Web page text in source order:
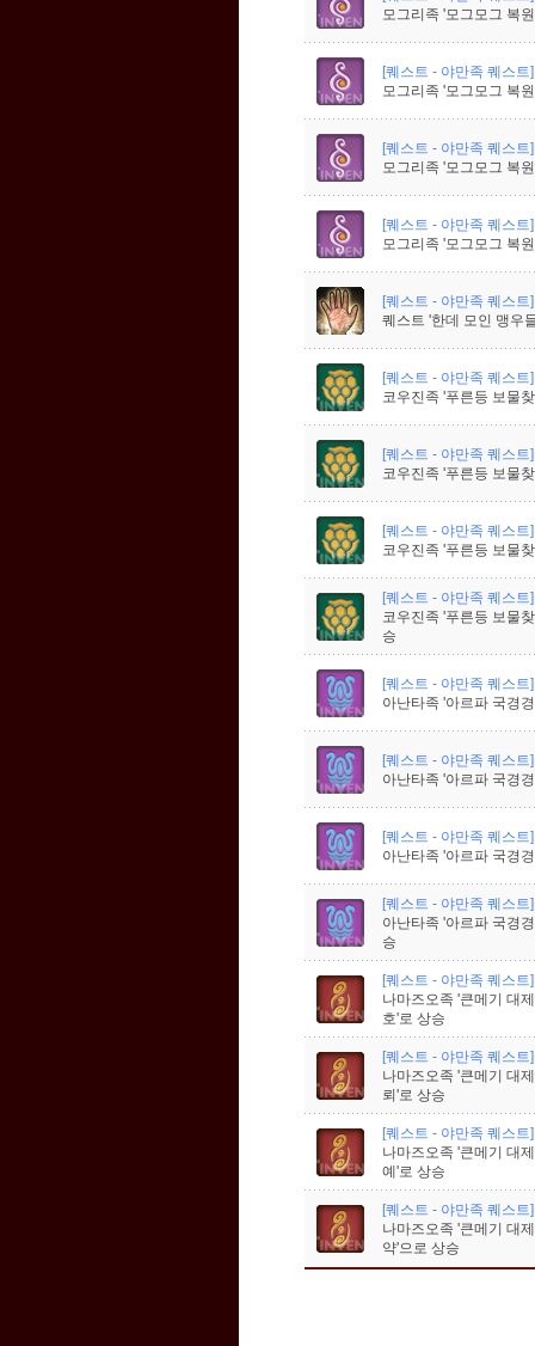
모그리족 '모그모그 복
[퀘스트 - 야만족 퀘스트]
모그리족 '모그모그 복
[퀘스트 - 야만족 퀘스트]
모그리족 '모그모그 복
[퀘스트 - 야만족 퀘스트]
모그리족 '모그모그 복
[퀘스트 - 야만족 퀘스트]
퀘스트 '한데 모인 맹우
[퀘스트 - 야만족 퀘스트]
코우진족 '푸른등 보물
[퀘스트 - 야만족 퀘스트]
코우진족 '푸른등 보물
[퀘스트 - 야만족 퀘스트]
코우진족 '푸른등 보물
[퀘스트 - 야만족 퀘스트]
코우진족 '푸른등 보물
승
[퀘스트 - 야만족 퀘스트]
아난타족 '아르파 국경
[퀘스트 - 야만족 퀘스트]
아난타족 '아르파 국경
[퀘스트 - 야만족 퀘스트]
아난타족 '아르파 국경
[퀘스트 - 야만족 퀘스트]
아난타족 '아르파 국경
승
[퀘스트 - 야만족 퀘스트]
나마즈오족 '큰메기 대
호'로 상승
[퀘스트 - 야만족 퀘스트]
나마즈오족 '큰메기 대
뢰'로 상승
[퀘스트 - 야만족 퀘스트]
나마즈오족 '큰메기 대
예'로 상승
[퀘스트 - 야만족 퀘스트]
나마즈오족 '큰메기 대
약'으로 상승